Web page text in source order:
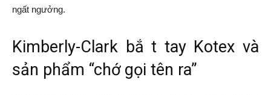
ngất ngưởng.
Kimberly-Clark bắ t tay Kotex và
sản phẩm “chớ gọi tên ra”